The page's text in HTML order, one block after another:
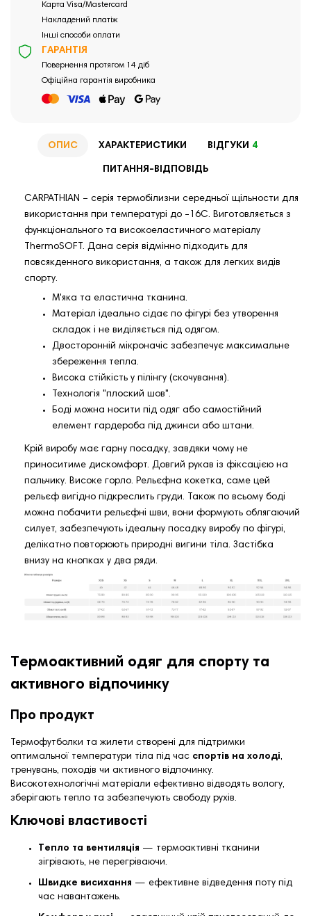
Карта Visa/Mastercard
Накладений платіж
Інші способи оплати
ГАРАНТІЯ
Повернення протягом 14 діб
Офіційна гарантія виробника
ОПИС ХАРАКТЕРИСТИКИ ВІДГУКИ 4
ПИТАННЯ-ВІДПОВІДЬ
CARPATHIAN – серія термобілизни середньої щільности для
використання при температурі до -16С. Виготовляється з
функціонального та високоеластичного матеріалу
ThermoSOFT. Дана серія відмінно підходить для
повсякденного використання, а також для легких видів
спорту.
М'яка та еластична тканина.
Матеріал ідеально сідає по фігурі без утворення
складок і не виділяється під одягом.
Двосторонній мікроначіс забезпечує максимальне
збереження тепла.
Висока стійкість у пілінгу (скочування).
Технологія "плоский шов".
Боді можна носити під одяг або самостійний
елемент гардероба під джинси або штани.
Крій виробу має гарну посадку, завдяки чому не
приноситиме дискомфорт. Довгий рукав із фіксацією на
пальчику. Високе горло. Рельєфна кокетка, саме цей
рельєф вигідно підкреслить груди. Також по всьому боді
можна побачити рельєфні шви, вони формують облягаючий
силует, забезпечують ідеальну посадку виробу по фігурі,
делікатно повторюють природні вигини тіла. Застібка
внизу на кнопках у два ряди.
Термоактивний одяг для спорту та
активного відпочинку
Про продукт
Термофутболки та жилети створені для підтримки
оптимальної температури тіла під час спортів на холоді,
тренувань, походів чи активного відпочинку.
Високотехнологічні матеріали ефективно відводять вологу,
зберігають тепло та забезпечують свободу рухів.
Ключові властивості
Тепло та вентиляція — термоактивні тканини
зігрівають, не перегріваючи.
Швидке висихання — ефективне відведення поту під
час навантажень.